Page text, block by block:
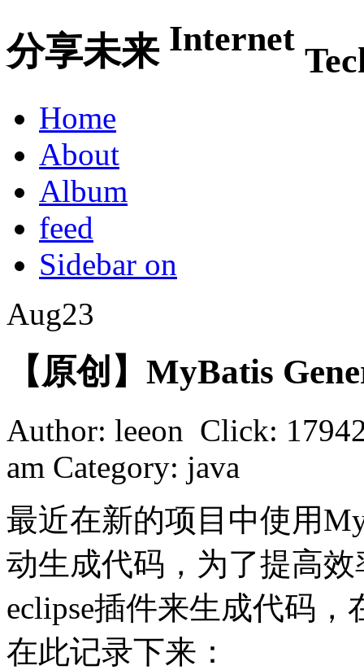
分享未来 Internet
Home
About
Album
feed
Sidebar on
Aug23
【原创】MyBatis
Author: leeon Click:
am Category: java
最近在新的项目中使用
动生成代码，为了提高
eclipse插件来生成代码
在此记录下来：